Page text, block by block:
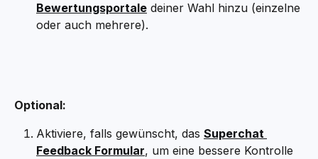
Bewertungsportale deiner Wahl hinzu (einzelne
oder auch mehrere).
Optional:
Aktiviere, falls gewünscht, das Superchat
Feedback Formular, um eine bessere Kontrolle